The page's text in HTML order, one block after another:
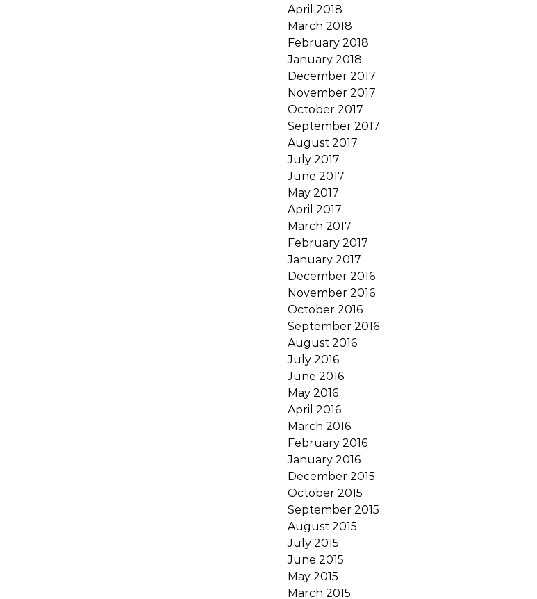
April 2018
March 2018
February 2018
January 2018
December 2017
November 2017
October 2017
September 2017
August 2017
July 2017
June 2017
May 2017
April 2017
March 2017
February 2017
January 2017
December 2016
November 2016
October 2016
September 2016
August 2016
July 2016
June 2016
May 2016
April 2016
March 2016
February 2016
January 2016
December 2015
October 2015
September 2015
August 2015
July 2015
June 2015
May 2015
March 2015